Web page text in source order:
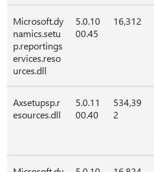
Microsoft.dy
namics.setu
p.reportings
ervices.reso
urces.dll
5.0.10
00.45
16,312
Axsetupsp.r
esources.dll
5.0.11
00.40
534,39
2